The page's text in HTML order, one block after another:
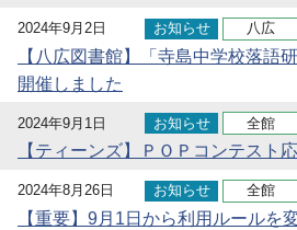
2024年9月2日 お知らせ 八広
【八広図書館】「寺島中学校落語
開催しました
2024年9月1日 お知らせ 全館
【ティーンズ】ＰＯＰコンテスト
2024年8月26日 お知らせ 全館
【重要】9月1日から利用ルールを